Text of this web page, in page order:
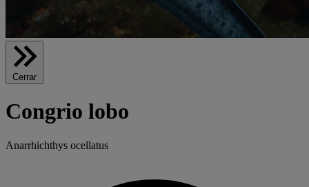
Cerrar
Congrio lobo
Anarrhichthys ocellatus